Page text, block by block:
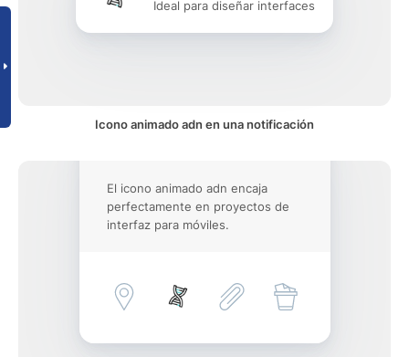
Ideal para diseñar interfaces
Icono animado adn en una notificación
El icono animado adn encaja
perfectamente en proyectos de
interfaz para móviles.